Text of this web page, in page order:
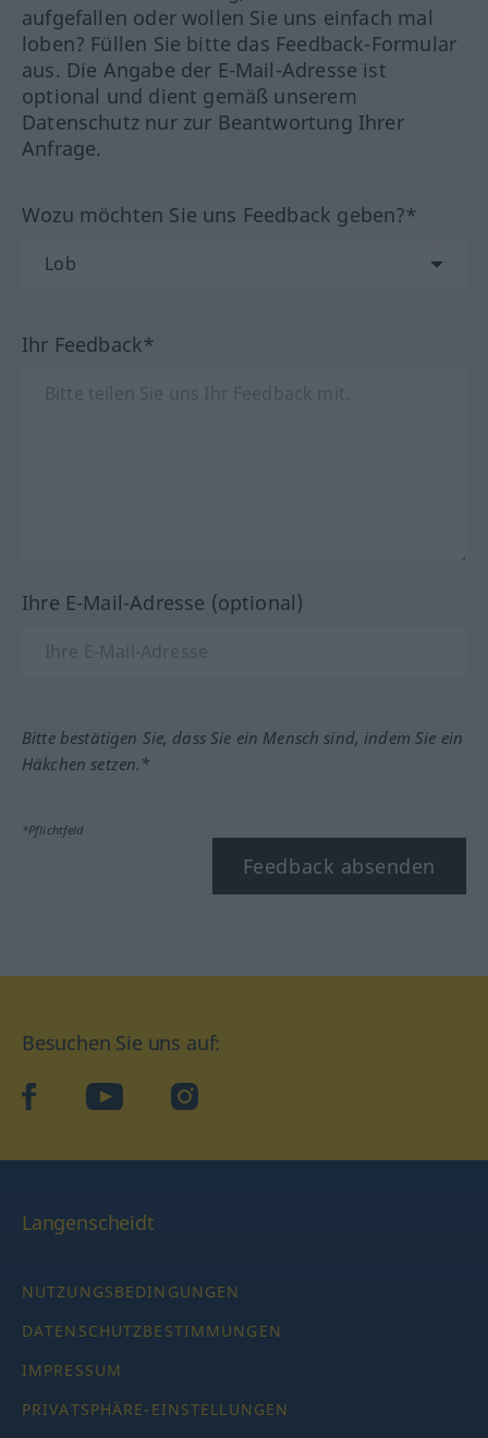
aufgefallen oder wollen Sie uns einfach mal
loben? Füllen Sie bitte das Feedback-Formular
aus. Die Angabe der E-Mail-Adresse ist
optional und dient gemäß unserem
Datenschutz nur zur Beantwortung Ihrer
Anfrage.
Wozu möchten Sie uns Feedback geben?*
Ihr Feedback*
Ihre E-Mail-Adresse (optional)
Bitte bestätigen Sie, dass Sie ein Mensch sind, indem Sie ein
Häkchen setzen.*
*Pflichtfeld
Feedback absenden
Besuchen Sie uns auf:
facebookYouTube Instagram
Langenscheidt
NUTZUNGSBEDINGUNGEN
DATENSCHUTZBESTIMMUNGEN
IMPRESSUM
PRIVATSPHÄRE-EINSTELLUNGEN